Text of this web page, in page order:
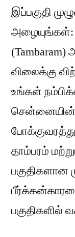
இப்பகுதி
அழையுங்கள்:
விலைக்கு
உங்கள்
சென்னையின்
தாம்பரம்
பகுதிகளான
பகுதிகளில்